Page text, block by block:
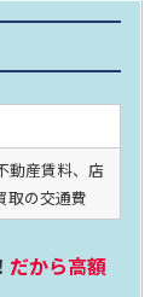
動産賃料、店
取の交通費
だから高額